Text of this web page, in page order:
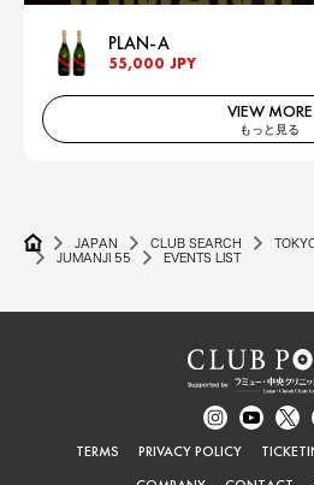
PLAN-A
55,000 JPY
VIEW MORE
もっと見る
JAPAN CLUB SEARCH
JUMANJI 55
EVENTS LIST
TERMS PRIVACY POLICY